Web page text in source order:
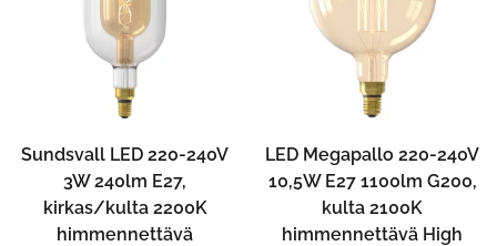
Sundsvall LED 220-240V
3W 240lm E27,
kirkas/kulta 2200K
himmennettävä
LED Megapallo 220-240V
10,5W E27 1100lm G200,
kulta 2100K
himmennettävä High